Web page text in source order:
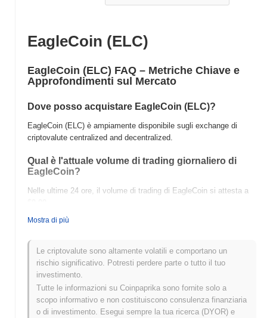
EagleCoin (ELC)
EagleCoin (ELC) FAQ – Metriche Chiave e
Approfondimenti sul Mercato
Dove posso acquistare EagleCoin (ELC)?
EagleCoin (ELC) è ampiamente disponibile sugli exchange di
criptovalute centralized and decentralized.
Qual è l'attuale volume di trading giornaliero di
EagleCoin?
Nelle ultime 24 ore, il volume di trading di EagleCoin si attesta a
Qual è lo storico della fascia di prezzo di
Massimo Storico (ATH):$0.020766
Minimo Storico (ATL): $0.00
EagleCoin è attualmente scambiato~22.87%al di sotto del suo
ATH .
Mostra di più
Le criptovalute sono altamente volatili e comportano un
rischio significativo. Potresti perdere parte o tutto il tuo
investimento.
Tutte le informazioni su Coinpaprika sono fornite solo a
scopo informativo e non costituiscono consulenza finanziaria
o di investimento. Esegui sempre la tua ricerca (DYOR) e